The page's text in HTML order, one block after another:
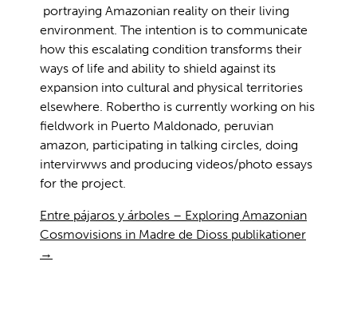
portraying Amazonian reality on their living
environment. The intention is to communicate
how this escalating condition transforms their
ways of life and ability to shield against its
expansion into cultural and physical territories
elsewhere. Robertho is currently working on his
fieldwork in Puerto Maldonado, peruvian
amazon, participating in talking circles, doing
intervirwws and producing videos/photo essays
for the project.
Entre pájaros y árboles – Exploring Amazonian
Cosmovisions in Madre de Dioss publikationer
→